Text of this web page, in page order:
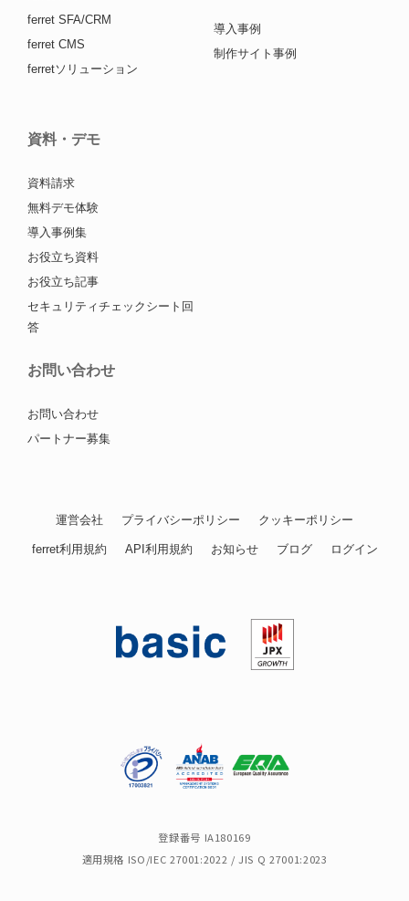
ferret SFA/CRM
ferret CMS
ferretソリューション
導入事例
制作サイト事例
資料・デモ
資料請求
無料デモ体験
導入事例集
お役立ち資料
お役立ち記事
セキュリティチェックシート回
答
お問い合わせ
お問い合わせ
パートナー募集
運営会社 プライバシーポリシー クッキーポリシー
ferret利用規約 API利用規約 お知らせ ブログ ログイン
登録番号 IA180169
適用規格 ISO/IEC 27001:2022 / JIS Q 27001:2023